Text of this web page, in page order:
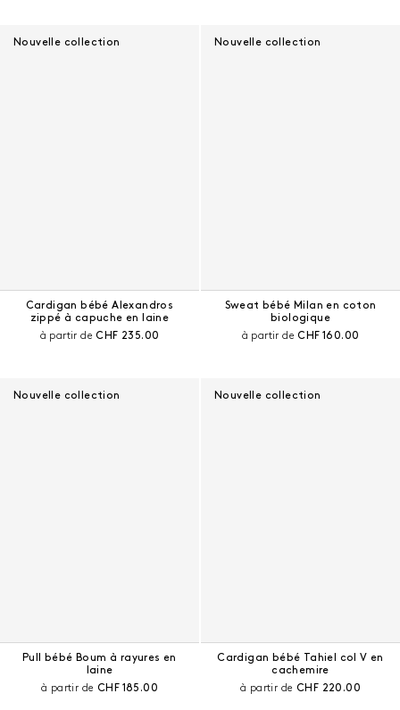
Nouvelle collection
Cardigan bébé Alexandros
zippé à capuche en laine
à partir dePrix courant :
CHF 235.00
Nouvelle collection
Sweat bébé Milan en coton
biologique
à partir dePrix courant :
CHF 160.00
Nouvelle collection
Pull bébé Boum à rayures en
laine
à partir de Prix courant :
CHF 185.00
Nouvelle collection
Cardigan bébé Tahiel col V en
cachemire
à partir de Prix courant :
CHF 220.00